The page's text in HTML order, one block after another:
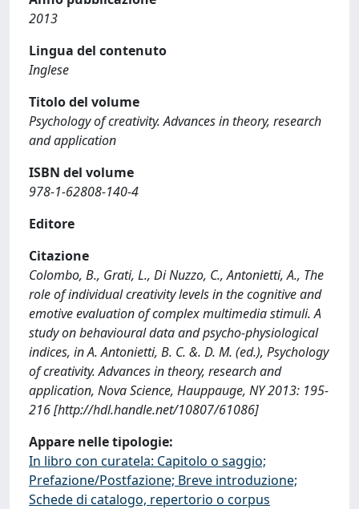
2013
Lingua del contenuto
Inglese
Titolo del volume
Psychology of creativity. Advances in theory, research
and application
ISBN del volume
978-1-62808-140-4
Editore
Citazione
Colombo, B., Grati, L., Di Nuzzo, C., Antonietti, A., The
role of individual creativity levels in the cognitive and
emotive evaluation of complex multimedia stimuli. A
study on behavioural data and psycho-physiological
indices, in A. Antonietti, B. C. &. D. M. (ed.), Psychology
of creativity. Advances in theory, research and
application, Nova Science, Hauppauge, NY 2013: 195-
216 [http://hdl.handle.net/10807/61086]
Appare nelle tipologie:
In libro con curatela: Capitolo o saggio;
Prefazione/Postfazione; Breve introduzione;
Schede di catalogo, repertorio o corpus